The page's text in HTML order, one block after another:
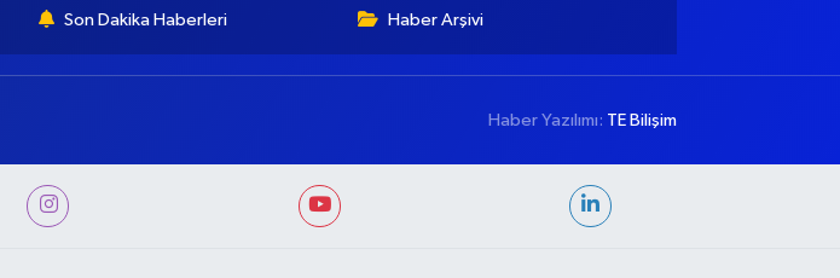
Son Dakika Haberleri Haber Arşivi
Haber Yazılımı: TE Bilişim